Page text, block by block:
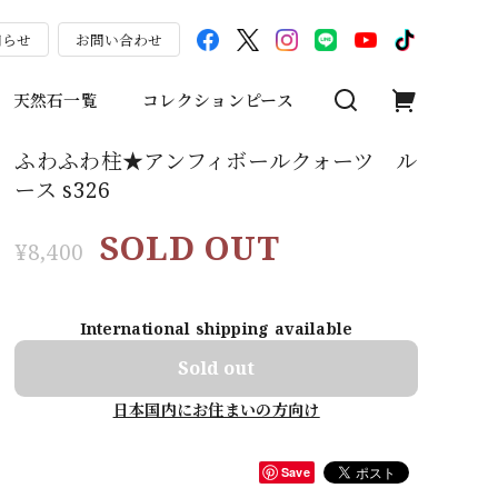
せ お問い合わせ
天然石一覧 コレクションピース
ふわふわ柱★アンフィボールクォーツ ル
ース s326
¥8,400 SOLD OUT
International shipping available
Sold out
日本国内にお住まいの方向け
Save